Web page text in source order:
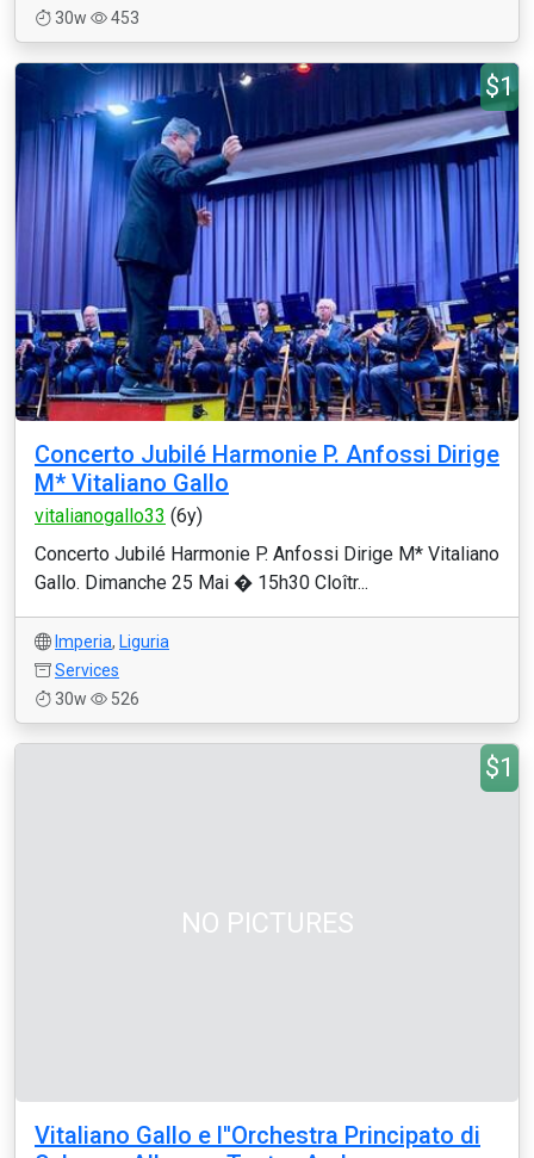
30w
453
$1
Concerto Jubilé Harmonie P. Anfossi Dirige
M* Vitaliano Gallo
vitalianogallo33 (6y)
Concerto Jubilé Harmonie P. Anfossi Dirige M* Vitaliano
Gallo. Dimanche 25 Mai � 15h30 Cloîtr...
Imperia, Liguria
Services
30w
526
NO PICTURES
$1
Vitaliano Gallo e l''Orchestra Principato di